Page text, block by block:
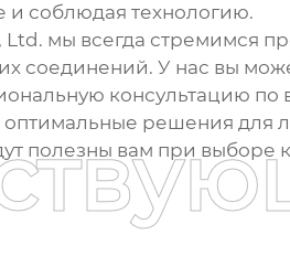
и соблюдая технологию.
мы всегда стремимся
соединений. У нас вы
консультацию
оптимальные решения для
полезны вам при выборе